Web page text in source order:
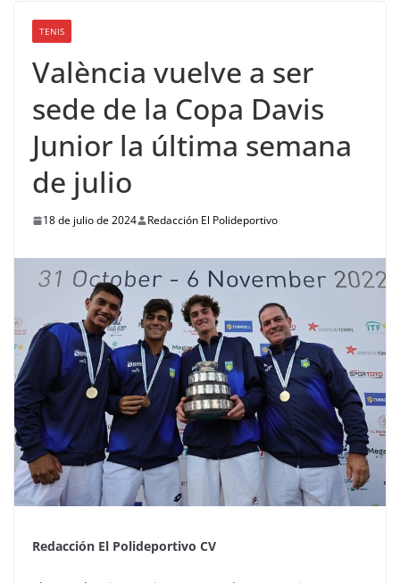
TENIS
València vuelve a ser
sede de la Copa Davis
Junior la última semana
de julio
18 de julio de 2024 Redacción El Polideportivo
Redacción El Polideportivo CV